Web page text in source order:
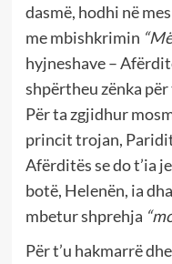
dasmë, hodhi në
me mbishkrimin
hyjneshave –
shpërtheu zënka
Për ta zgjidhur
princit trojan,
Afërditës se do t’ia
botë, Helenën, ia
mbetur shprehja
Për t’u hakmarrë